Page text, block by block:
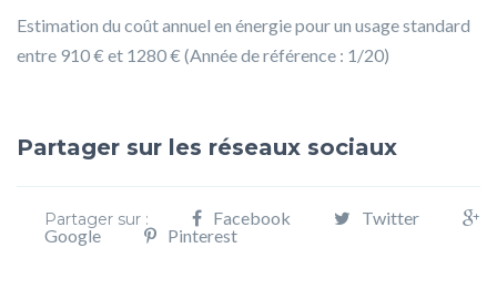
Estimation du coût annuel en énergie pour un usage standard
entre 910 € et 1280 € (Année de référence : 1/20)
Partager sur les réseaux sociaux
Partager sur : Facebook
Twitter
Google
Pinterest